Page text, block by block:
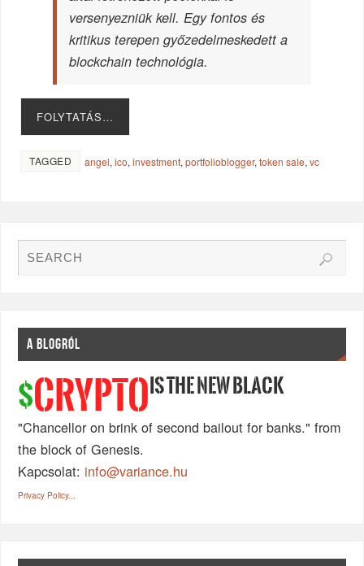
versenyezniük kell. Egy fontos és
kritikus terepen győzedelmeskedett a
blockchain technológia.
FOLYTATÁS…
TAGGED angel,ico,investment,portfolioblogger,token sale,vc
A BLOGRÓL
$CRYPTO IS THE NEW BLACK
"Chancellor on brink of second bailout for banks." from
the block of Genesis.
Kapcsolat: info@variance.hu
Privacy Policy...